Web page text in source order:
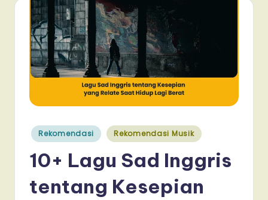
Posted
in
Rekomendasi Rekomendasi Musik
10+ Lagu Sad Inggris
tentang Kesepian